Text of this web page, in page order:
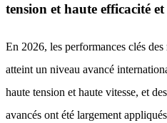
tension et haute efficacité
En 2026, les performances clés
atteint un niveau avancé
haute tension et haute vitesse, et
avancés ont été largement